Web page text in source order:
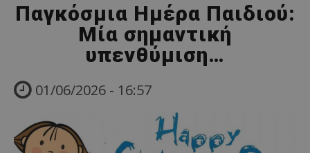
Παγκόσμια Ημέρα Παιδιού:
Μία σημαντική
υπενθύμιση…
01/06/2026 - 16:57